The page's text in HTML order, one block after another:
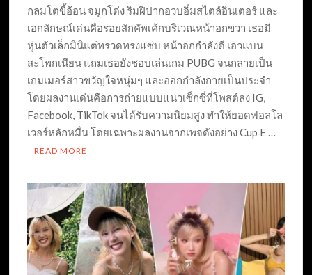
กลมโตขี้อ้อน จมูกโด่ง ริมฝีปากอวบอิ่มสไตล์อินเตอร์ และ
เอกลักษณ์เด่นคือรอยสักคัพเค้กบริเวณหน้าอกขวา เธอมี
หุ่นตัวเล็กมินิแต่ทรวดทรงแซ่บ หน้าอกกำลังดี เอวแบน
สะโพกเนียน แถมเธอยังชอบเล่นเกม PUBG จนกลายเป็น
เกมเมอร์สาวขวัญใจหนุ่มๆ และออกกำลังกายเป็นประจำ
โดยผลงานเด่นคือการถ่ายแบบแนวเซ็กซี่ที่โพสต์ลง IG,
Facebook, TikTok จนได้รับความนิยมสูง ทำให้ยอดฟอลโล
เวอร์หลักหมื่น โดยเฉพาะผลงานจากเพจดังอย่าง Cup E …
READ MORE